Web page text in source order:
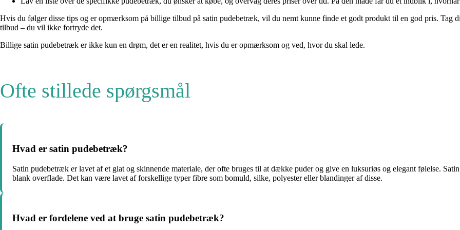
Hvis du følger disse tips og er opmærksom på billige tilbud på satin pudebetræk, vil du nemt kunne finde et godt produkt til en god pris. Tag
tilbud – du vil ikke fortryde det.
Billige satin pudebetræk er ikke kun en drøm, det er en realitet, hvis du er opmærksom og ved, hvor du skal lede.
Ofte stillede spørgsmål
Hvad er satin pudebetræk?
Satin pudebetræk er lavet af et glat og skinnende materiale, der ofte bruges til at dække puder og give en luksuriøs og elegant følelse.
blank overflade. Det kan være lavet af forskellige typer fibre som bomuld, silke, polyester eller blandinger af disse.
Hvad er fordelene ved at bruge satin pudebetræk?